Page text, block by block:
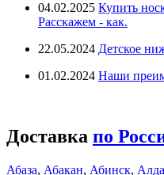
04.02.2025 Купить
Расскажем - как.
22.05.2024 Детское
01.02.2024 Наши
Доставка по
Абаза, Абакан, Абинск,